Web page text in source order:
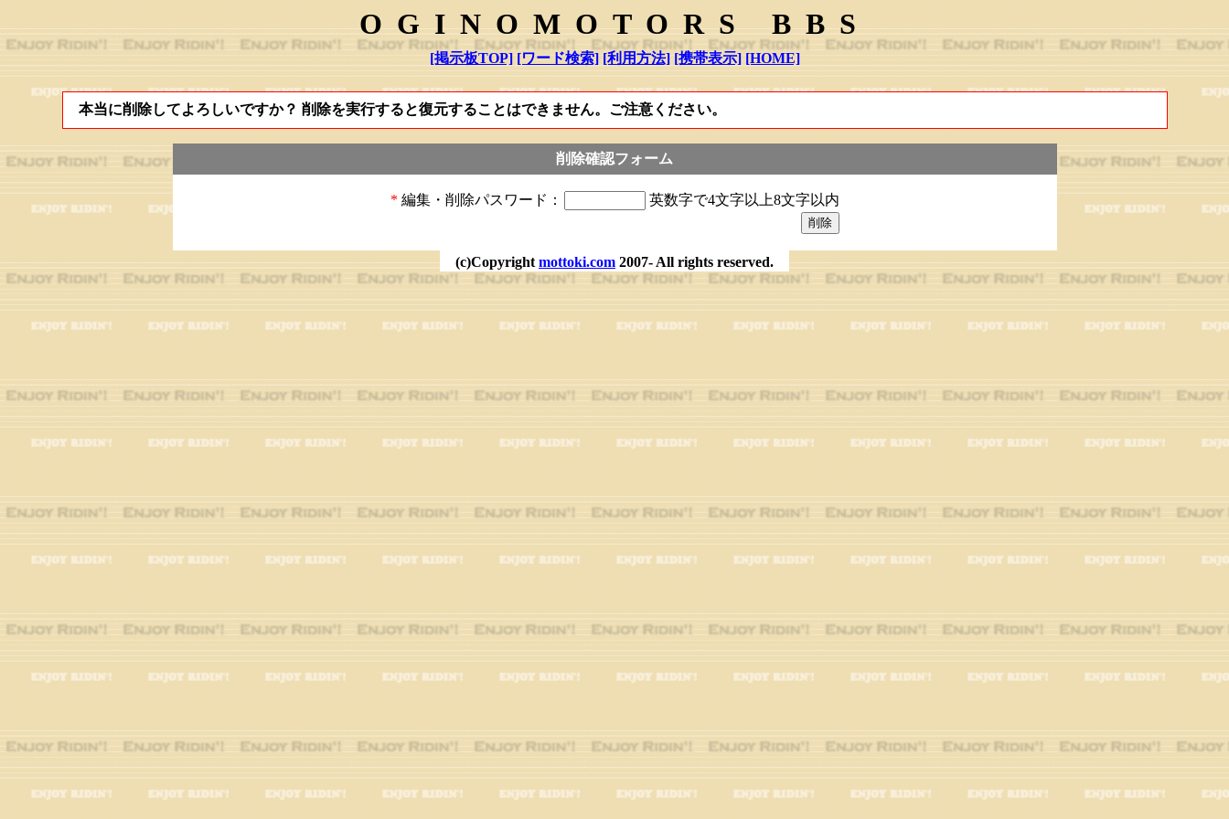
OGINOMOTORS BBS
[掲示板TOP] [ワード検索] [利用方法] [携帯表示] [HOME]
本当に削除してよろしいですか？ 削除を実行すると復元することはできません。ご注意ください。
削除確認フォーム
* 編集・削除パスワード： 英数字で4文字以上8文字以内
(c)Copyright mottoki.com 2007- All rights reserved.